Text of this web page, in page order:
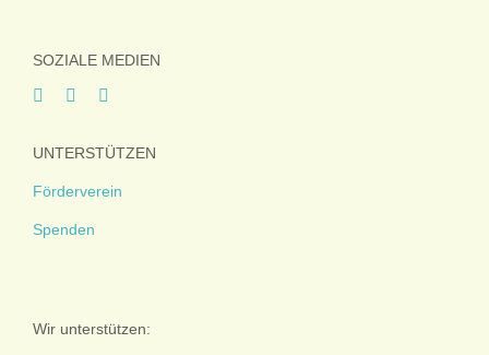
SOZIALE MEDIEN
UNTERSTÜTZEN
Förderverein
Spenden
Wir unterstützen: